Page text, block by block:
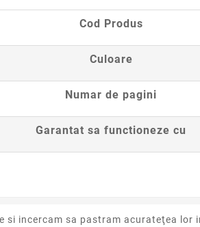
Cod Produs
Culoare
Numar de pagini
Garantat sa functioneze cu
si incercam sa pastram acurateţea